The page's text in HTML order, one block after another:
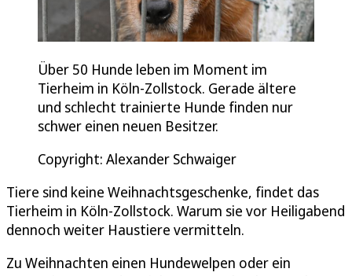
Über 50 Hunde leben im Moment im
Tierheim in Köln-Zollstock. Gerade ältere
und schlecht trainierte Hunde finden nur
schwer einen neuen Besitzer.
Copyright: Alexander Schwaiger
Tiere sind keine Weihnachtsgeschenke, findet das
Tierheim in Köln-Zollstock. Warum sie vor Heiligabend
dennoch weiter Haustiere vermitteln.
Zu Weihnachten einen Hundewelpen oder ein